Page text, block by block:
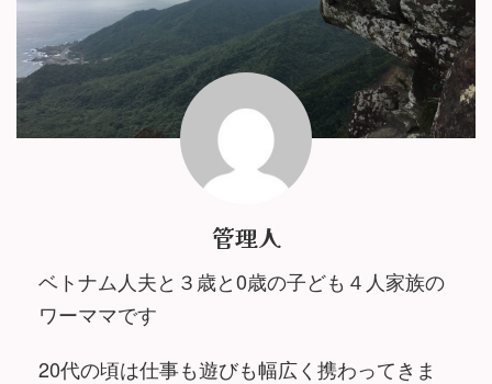
管理人
ベトナム人夫と３歳と0歳の子ども４人家族の
ワーママです
20代の頃は仕事も遊びも幅広く携わってきま